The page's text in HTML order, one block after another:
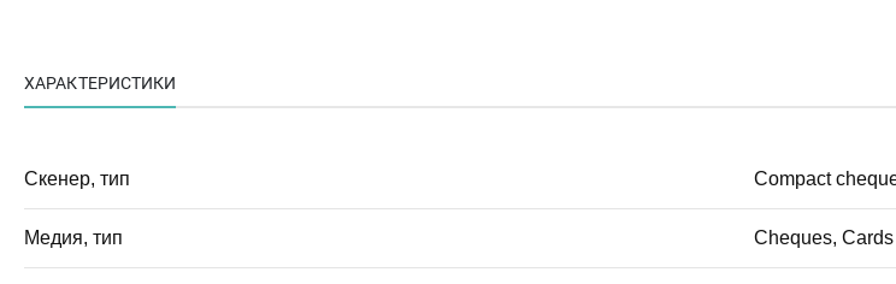
ХАРАКТЕРИСТИКИ
Скенер, тип Compact
Медия, тип Cheques, Cards